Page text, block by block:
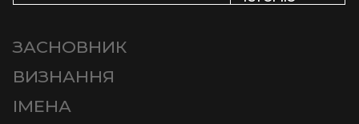
ЗАСНОВНИК
ВИЗНАННЯ
ІМЕНА